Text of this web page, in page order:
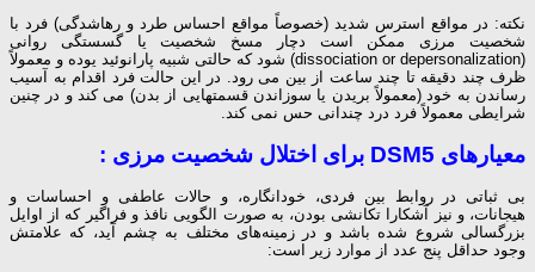
نکته: در مواقع استرس شدید (خصوصاً مواقع احساس طرد و رهاشدگی) فرد با
شخصیت مرزی ممکن است دچار مسخ شخصیت یا گسستگی روانی
(dissociation or depersonalization) شود که حالتی شبیه پارانوئید یوده و معمولاً
ظرف چند دقیقه تا چند ساعت از بین می رود. در این حالت فرد اقدام به آسیب
رساندن به خود (معمولاً بریدن یا سوزاندن قسمتهایی از بدن) می کند و در چنین
شرایطی معمولاً فرد درد چندانی حس نمی کند.
معیارهای DSM5 برای اختلال شخصیت مرزی :
بی ثباتی در روابط بین فردی، خودانگاره، و حالات عاطفی و احساسات و
هیجانات، و نیز آشکارا تکانشی بودن، به صورت الگویی نافذ و فراگیر که از اوایل
بزرگسالی شروع شده باشد و در زمینه‌های مختلف به چشم آید، که علامتش
وجود حداقل پنج عدد از موارد زیر است: